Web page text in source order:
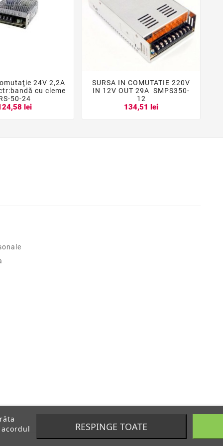
 
24V 2,2A
cu cleme
50-24
lei
  
SURSA IN COMUTATIE 220V
IN 12V OUT 29A SMPS350-
12
134,51 lei
RESPINGE TOATE